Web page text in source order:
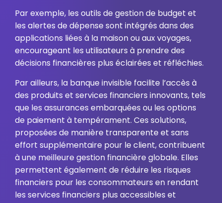
Par exemple, les outils de gestion de budget et
les alertes de dépense sont intégrés dans des
applications liées à la maison ou aux voyages,
encourageant les utilisateurs à prendre des
décisions financières plus éclairées et réfléchies.
Par ailleurs, la banque invisible facilite l’accès à
des produits et services financiers innovants, tels
que les assurances embarquées ou les options
de paiement à tempérament. Ces solutions,
proposées de manière transparente et sans
effort supplémentaire pour le client, contribuent
à une meilleure gestion financière globale. Elles
permettent également de réduire les risques
financiers pour les consommateurs en rendant
les services financiers plus accessibles et